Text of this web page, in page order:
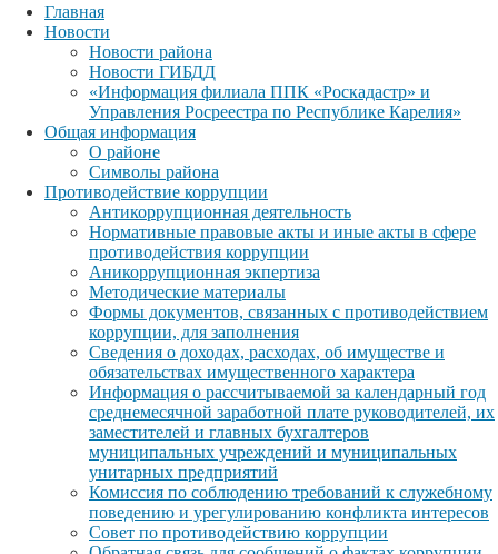
Главная
Новости
Новости района
Новости ГИБДД
«Информация филиала ППК «Роскадастр» и
Управления Росреестра по Республике Карелия»
Общая информация
О районе
Символы района
Противодействие коррупции
Антикоррупционная деятельность
Нормативные правовые акты и иные акты в сфере
противодействия коррупции
Аникоррупционная экпертиза
Методические материалы
Формы документов, связанных с противодействием
коррупции, для заполнения
Сведения о доходах, расходах, об имуществе и
обязательствах имущественного характера
Информация о рассчитываемой за календарный год
среднемесячной заработной плате руководителей, их
заместителей и главных бухгалтеров
муниципальных учреждений и муниципальных
унитарных предприятий
Комиссия по соблюдению требований к служебному
поведению и урегулированию конфликта интересов
Совет по противодействию коррупции